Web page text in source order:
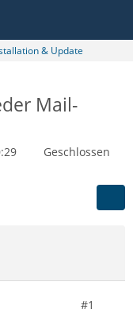
& Update
Mail-
Geschlossen
#1